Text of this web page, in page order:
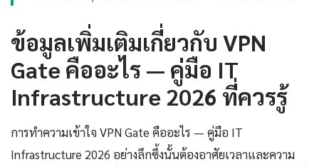
ข้อมูลเพิ่มเติมเกี่ยวกับ VPN
Gate คืออะไร — คู่มือ IT
Infrastructure 2026 ที่ควรรู้
การทำความเข้าใจ VPN Gate คืออะไร — คู่มือ IT
Infrastructure 2026 อย่างลึกซึ้งนั้นต้องอาศัยเวลาและความ